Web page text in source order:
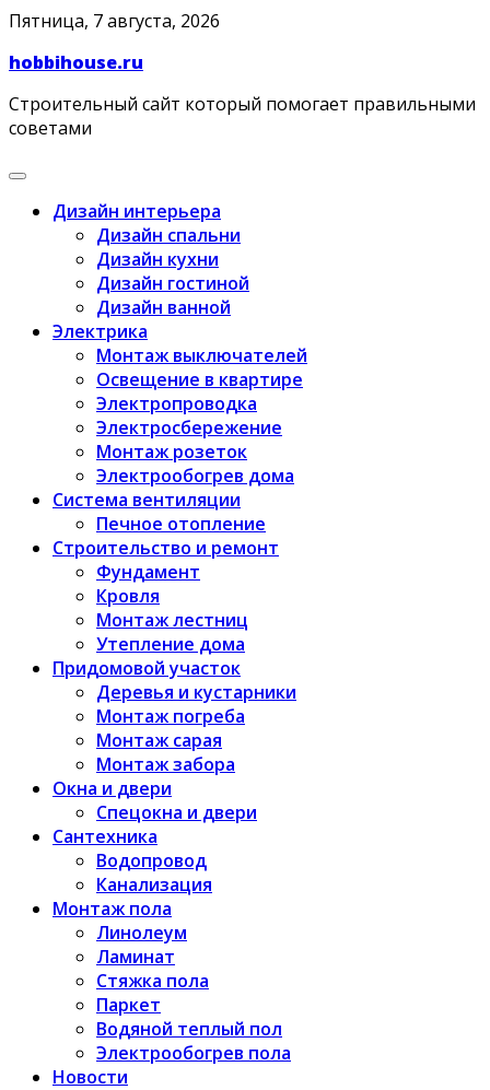
Skip
content
Пятница, 7 августа, 2026
hobbihouse.ru
Строительный сайт который помогает правильными
советами
Дизайн интерьера
Дизайн спальни
Дизайн кухни
Дизайн гостиной
Дизайн ванной
Электрика
Монтаж выключателей
Освещение в квартире
Электропроводка
Электросбережение
Монтаж розеток
Электрообогрев дома
Система вентиляции
Печное отопление
Строительство и ремонт
Фундамент
Кровля
Монтаж лестниц
Утепление дома
Придомовой участок
Деревья и кустарники
Монтаж погреба
Монтаж сарая
Монтаж забора
Окна и двери
Спецокна и двери
Сантехника
Водопровод
Канализация
Монтаж пола
Линолеум
Ламинат
Стяжка пола
Паркет
Водяной теплый пол
Электрообогрев пола
Новости